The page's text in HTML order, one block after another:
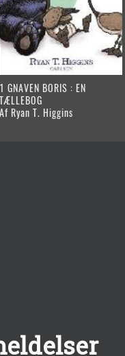
1 GNAVEN BORIS : EN
TÆLLEBOG
Af Ryan T. Higgins